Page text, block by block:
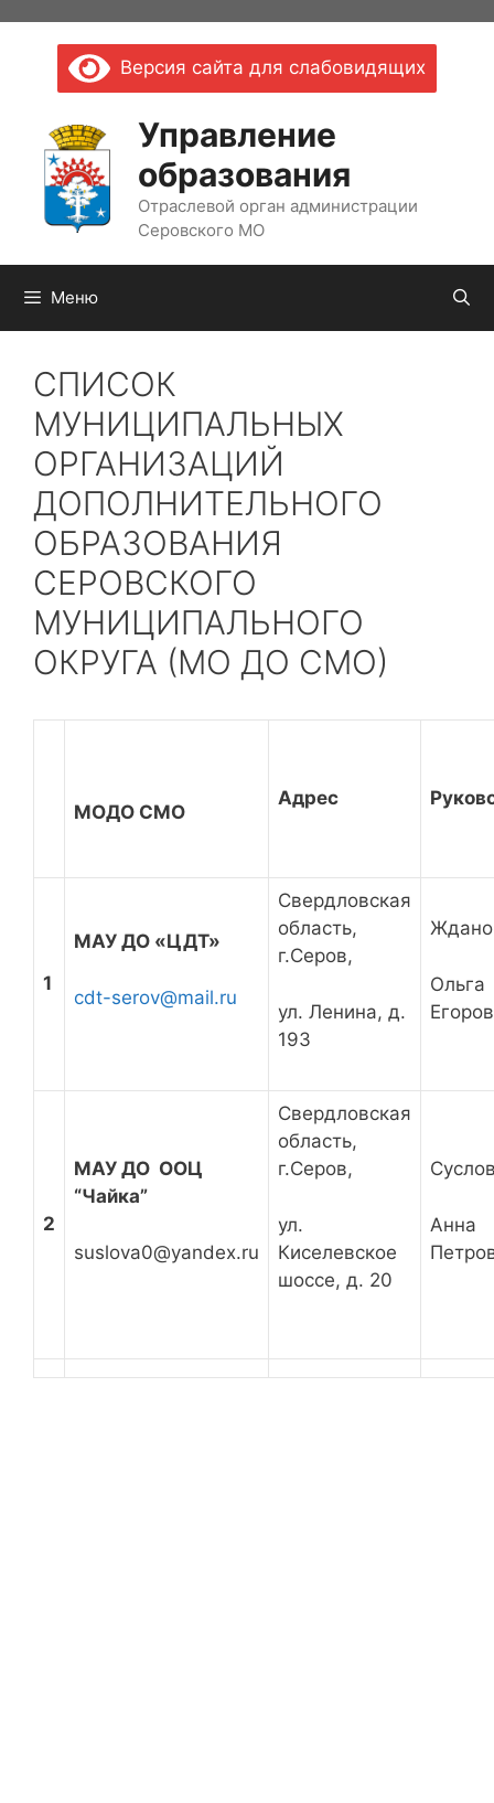
содержимомуВерсия сайта для слабовидящих
Управление
образования
Отраслевой орган администрации
Серовского МО
Меню
СПИСОК
МУНИЦИПАЛЬНЫХ
ОРГАНИЗАЦИЙ
ДОПОЛНИТЕЛЬНОГО
ОБРАЗОВАНИЯ
СЕРОВСКОГО
МУНИЦИПАЛЬНОГО
ОКРУГА (МО ДО СМО)
МОДО СМО
Адрес
1
МАУ ДО «ЦДТ»
cdt-serov@mail.ru
Свердловская
область,
г.Серов,
ул. Ленина, д.
193
Ольга
2
МАУ ДО ООЦ
“Чайка”
suslova0@yandex.ru
Свердловская
область,
г.Серов,
ул.
Киселевское
шоссе, д. 20
Анна